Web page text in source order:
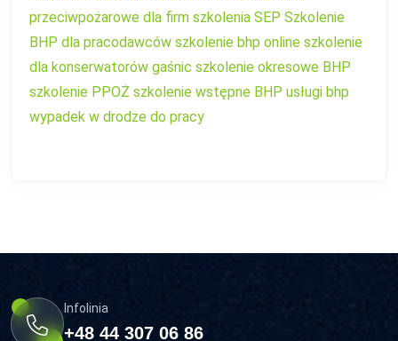
przeciwpożarowe dla firm szkolenia SEP Szkolenie
BHP dla pracodawców szkolenie bhp online szkolenie
dla konserwatorów gaśnic szkolenie okresowe BHP
szkolenie PPOŻ szkolenie wstępne BHP usługi bhp
wypadek w drodze do pracy
Infolinia
+48 44 307 06 86